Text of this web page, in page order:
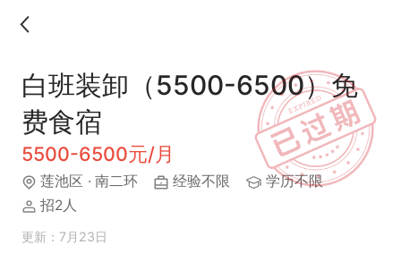
白班装卸（5500-6500）免
费食宿
5500-6500元/月
莲池区 · 南二环 经验不限
学历不限
招2人
更新：7月23日